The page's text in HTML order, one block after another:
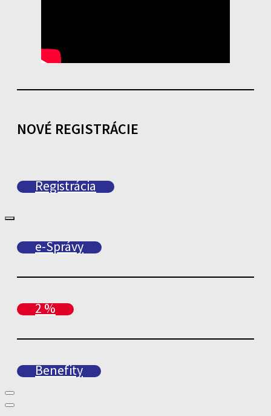
NOVÉ REGISTRÁCIE
Registrácia
e-Správy
2 %
Benefity